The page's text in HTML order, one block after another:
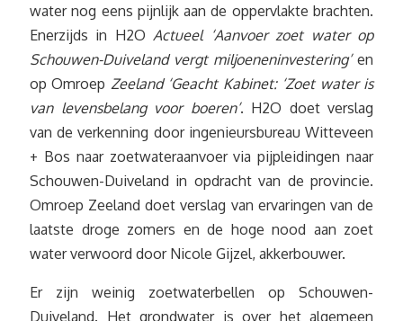
water nog eens pijnlijk aan de oppervlakte brachten.
Enerzijds in H2OActueel ‘Aanvoer zoet water op
Schouwen-Duiveland vergt miljoeneninvestering’ en
op Omroep Zeeland ‘Geacht Kabinet: ‘Zoet water is
van levensbelang voor boeren’. H2O doet verslag
van de verkenning door ingenieursbureau Witteveen
+ Bos naar zoetwateraanvoer via pijpleidingen naar
Schouwen-Duiveland in opdracht van de provincie.
Omroep Zeeland doet verslag van ervaringen van de
laatste droge zomers en de hoge nood aan zoet
water verwoord door Nicole Gijzel, akkerbouwer.
Er zijn weinig zoetwaterbellen op Schouwen-
Duiveland. Het grondwater is over het algemeen